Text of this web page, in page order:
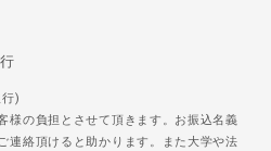
)
様の負担とさせて頂きます。お振込名義
連絡頂けると助かります。また大学や法